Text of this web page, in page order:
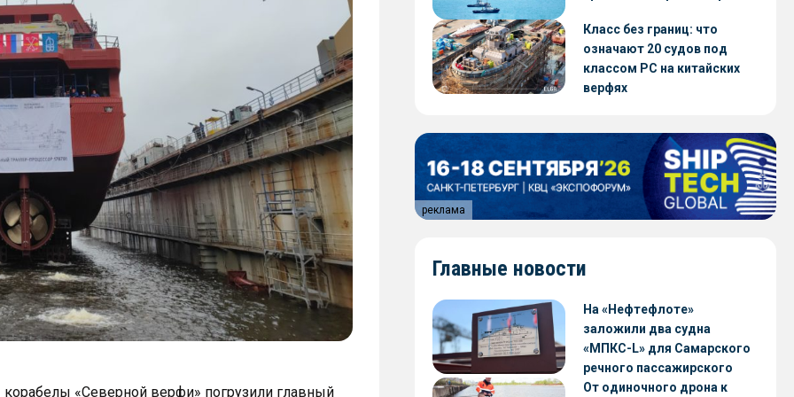
«Северной верфи» погрузили главный
Класс без границ: что
означают 20 судов под
классом РС на китайских
верфях
реклама
Главные новости
На «Нефтефлоте»
заложили два судна
«МПКС-L» для Самарского
речного пассажирского
предприятия
От одиночного дрона к